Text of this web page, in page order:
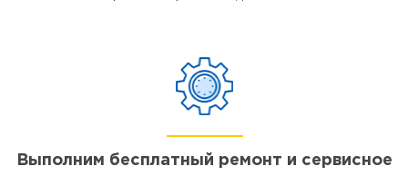
Выполним бесплатный ремонт и сервисное